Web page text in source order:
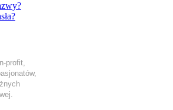
profit,